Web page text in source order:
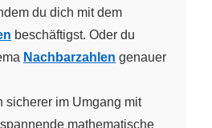
du dich mit dem
beschäftigst. Oder du
Nachbarzahlen genauer
sicherer im Umgang mit
mathematische